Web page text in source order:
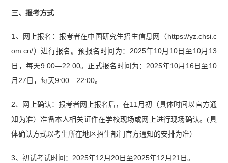
三、报考方式
1、网上报名：报考者在中国研究生招生信息网（https://yz.chsi.c
om.cn/）进行报名。预报名时间为：2025年10月10日至10月13
日，每天9:00—22:00。正式报名时间为：2025年10月16日至10
月27日，每天9:00—22:00。
2、网上确认：报考者网上报名后，在11月初（具体时间以官方通
知为准）准备本人相关证件在学校现场或网上进行现场确认。(具
体确认方式以考生所在地区招生部门官方通知的安排为准）
3、初试考试时间：2025年12月20日至2025年12月21日。